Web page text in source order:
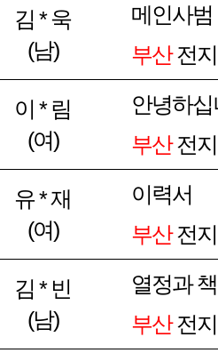
김 * 욱
(남)
메인사범
부산전
이 * 림
(여)
안녕하십
부산전
유 * 재
(여)
이력서
부산전
김 * 빈
(남)
열정과
부산전